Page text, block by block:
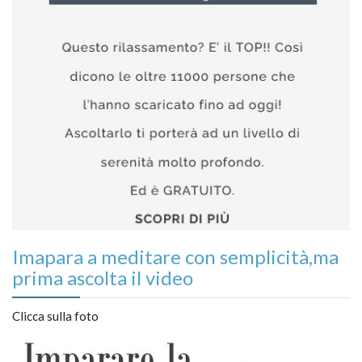
Imapara a meditare con semplicità,ma
prima ascolta il video
Clicca sulla foto